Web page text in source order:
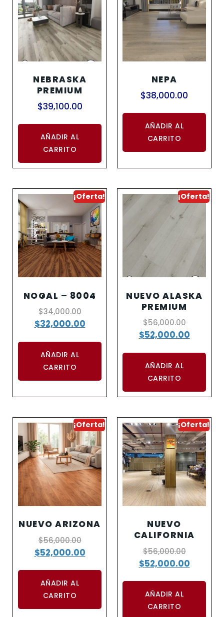
NEBRASKA
PREMIUM
$39,100.00
AÑADIR AL
CARRITO
NEPA
$38,000.00
AÑADIR AL
CARRITO
¡Oferta!
NOGAL – 8004
$34,000.00
$32,000.00
AÑADIR AL
CARRITO
¡Oferta!
NUEVO ALASKA
PREMIUM
$56,000.00
$52,000.00
AÑADIR AL
CARRITO
¡Oferta!
NUEVO ARIZONA
$56,000.00
$52,000.00
AÑADIR AL
CARRITO
¡Oferta!
NUEVO
CALIFORNIA
$56,000.00
$52,000.00
AÑADIR AL
CARRITO